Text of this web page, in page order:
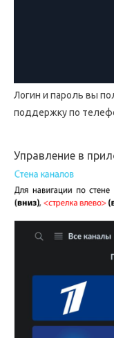
Логин и пароль вы
поддержку по
Управление в